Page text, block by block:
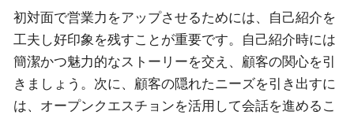
初対面で営業力をアップさせるためには、自己紹介を
工夫し好印象を残すことが重要です。自己紹介時には
簡潔かつ魅力的なストーリーを交え、顧客の関心を引
きましょう。次に、顧客の隠れたニーズを引き出すに
は、オープンクエスチョンを活用して会話を進めるこ